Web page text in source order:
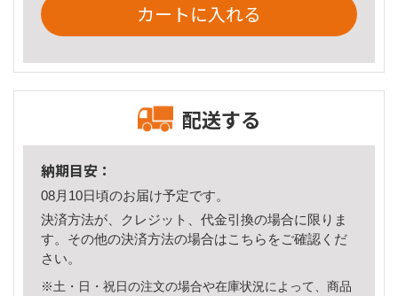
カートに入れる
配送する
納期目安：
08月10日頃のお届け予定です。
決済方法が、クレジット、代金引換の場合に限りま
す。その他の決済方法の場合はこちら をご確認くだ
さい。
※土・日・祝日の注文の場合や在庫状況によって、商品